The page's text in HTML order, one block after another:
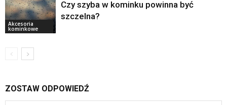
Akcesoria
kominkowe
Czy szyba w kominku powinna być
szczelna?
ZOSTAW ODPOWIEDŹ